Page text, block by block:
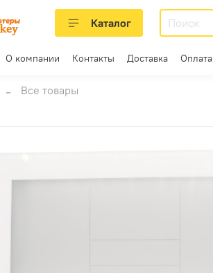
Каталог
О компании Контакты Доставка Оплата
Все товары